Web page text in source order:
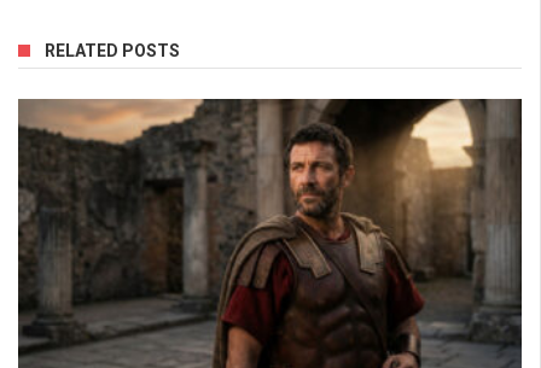
RELATED POSTS